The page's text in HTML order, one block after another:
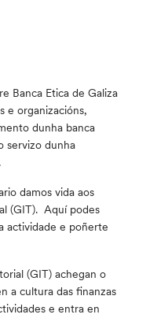
Banca Etica de Galiza
e organizacións,
dunha banca
servizo dunha
damos vida aos
(GIT). Aquí podes
actividade e poñerte
(GIT) achegan o
a cultura das finanzas
e entra en